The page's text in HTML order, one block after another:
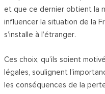
et que ce dernier obtient la
influencer la situation de la
s’installe à l’étranger.
Ces choix, qu’ils soient
légales, soulignent
les conséquences de la